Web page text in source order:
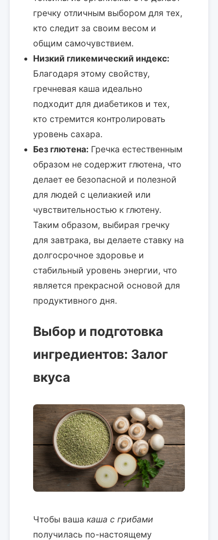
гречку отличным выбором для тех,
кто следит за своим весом и
общим самочувствием.
Низкий гликемический индекс:
Благодаря этому свойству,
гречневая каша идеально
подходит для диабетиков и тех,
кто стремится контролировать
уровень сахара.
Без глютена: Гречка естественным
образом не содержит глютена, что
делает ее безопасной и полезной
для людей с целиакией или
чувствительностью к глютену.
Таким образом, выбирая гречку
для завтрака, вы делаете ставку на
долгосрочное здоровье и
стабильный уровень энергии, что
является прекрасной основой для
продуктивного дня.
Выбор и подготовка
ингредиентов: Залог
вкуса
Чтобы ваша каша с грибами
получилась по-настоящему